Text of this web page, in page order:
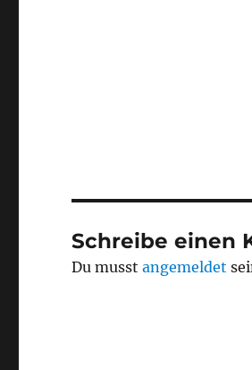
Schreibe einen
Du musstangemeldet